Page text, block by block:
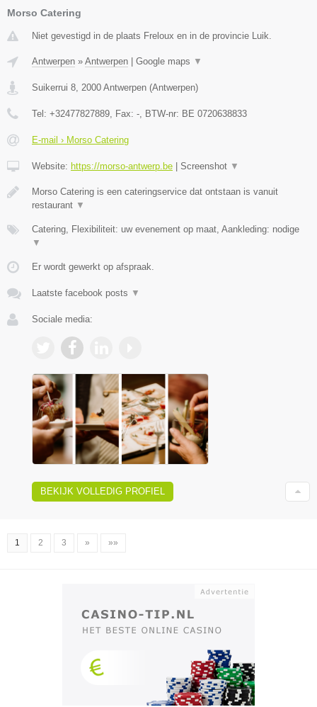
Morso Catering
Niet gevestigd in de plaats Freloux en in de provincie Luik.
Antwerpen » Antwerpen Google maps ▼
Suikerrui 8, 2000 Antwerpen (Antwerpen)
Tel: +32477827889, Fax: -, BTW-nr: BE 0720638833
E-mail › Morso Catering
Website: https://morso-antwerp.be Screenshot ▼
Morso Catering is een cateringservice dat ontstaan is vanuit
restaurant ▼
Catering, Flexibiliteit: uw evenement op maat, Aankleding: nodige
▼
Er wordt gewerkt op afspraak.
Laatste facebook posts ▼
Sociale media:
BEKIJK VOLLEDIG PROFIEL
1 2 3 » »»